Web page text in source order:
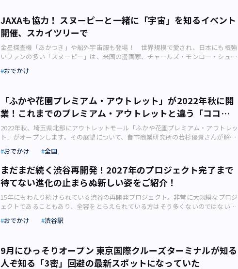
社）複合棟Ⅰ（North・South） 複合棟Ⅰは、高輪ゲートウェイ駅前に建設予定
のツインタワーであり、国際交流拠点の象徴となる建物になるようです。 駅直結
の立地を活かした商業施設、ハイグレードオフィス、ホテル、コンベンション、カ
ンファレンス機能が整備された複合施設として2025年3月開業予定となっていま
す。 North棟には、高層部にルーフトップレストラン、低層部全体に商業施設等
が配置され、世界中からの来街者に対応できる利便性の高い空間の提供を目指すと
のこと。また、South棟のホテルには、「JWマリオット」の入居が決定しており、
式会社） 複合棟Ⅱ 複合棟IIは、泉岳寺駅に隣接する形で建設される大規模複合施
設として2025年度中の開業にて計画されているものです。 地上31階建てのビル
には、オフィスフロアや商業施設、クリニック、フィットネスが完備されたビジネ
スワーカーのくらしを支える施設が建設予定となっています。 また、街のレジリ
エンスを支えるエネルギーセンターや地域冷暖房設備を整備予定。災害時でも電力
や熱を供給できる環境性能の高い施設となる予定です。 文化創造棟 文化創造棟
外装デザインアーキテクトに隈研吾氏を迎えており、緑と木で形作られたスパイラ
ルのファサードが特徴的な外観となる予定です。 地上6階・地下3階の建物に
は、展示施設やホール、飲食施設が整備され、次世代に向けた文化育成・交流・発
信の拠点となるようです。高輪ゲートウェイシティの新たなシンボルとなるのでは
ないでしょうか。 【イメージパース】隈研吾氏による文化創造棟の外装デザイン
（画像：東日本旅客鉄道株式会社）住宅棟 住宅棟は、外国人ビジネスワーカーに
も対応する国際水準の高層高級賃貸住宅として2025年度中の開業を予定していま
施設となるようです。 また、隣接する広場には、植栽や水辺空間等によるビオト
ープとして豊かな自然を感じられる環境整備を進めていく予定となっています。 画
た位置情報ゲームでした。 このゲームには「ポータル」と呼ばれるチェックポ
イントがあり、ユーザーによってさまざまな施設が登録されています。このトイレ
は「トイレアート」として登録されており、筆者が行ってみたところ、公衆トイレ
だったというわけです。 その以降、このトイレをよく使っています。決して混む
ことはありませんが、それでもタクシーの運転手さんが車を止めて使っているのを
ネットでこのトイレを検索すると、いくつか出てきます。情報収集が得意な人であ
が、大変なのは住宅街を歩いているときです。 住宅街でトイレを探す方法として
筆者がかつて行っていたのは、スマートフォンのマップ機能で公園を捜すことでし
た。しかし、この方法には大きな落とし穴がありました。 公園を捜して慌てて
たどり着いても、トイレがない場合が少なからずあったのです。そのときの精神的
なダメージときたら、かなりもの。しかし、落ち込んでいるわけにはいきません。
なんとしてでも探さなくてはならないのです。 小さな公園のイメージ（画像：写真
AC） コンビニエンスストアはないか、喫茶店はないか……冷や汗をかきながら
走り回って探します。「人間としての尊厳」を保つためにも必死……こんなことが
何度かあって、「公園 ＝ トイレがある」は危険だと思うようになりました。 な
お、アプリにもトイレがない公園が多数出てきます。やはりアプリに頼るのは危険
なのかもしれません。 自己管理も必要自己管理も必要 では、散歩中のトイレ探
しはどのようにしたらよいのでしょうか？ 筆者なりの作戦をご紹介しましょう。
まず前述のように、駅周辺や商店街はさほど問題なく探せます。大きな商店街は商
店街事務所のある場所に設置されていることがあります。地下街も同様です。 住
く、図書館があったり、地域の観光マップが置かれていたりして、散歩者にとって
は便利な場所です。 ポケットティッシュ（画像：写真AC） そして忘れてはいけ
ないのが、自分でもポケットティッシュを持ち歩くことです。というのも、せっか
売り場の中で従業員同士も知らなかった名品を探し出した挑戦者もいて、同店は全
100人の中から「買い物の達人」6人を選出し、発表しました。 今回、このタイ
ミングでこうした企画を行った理由は何でしょうか？ 同社担当者に話を聞きまし
た。 非常時の備え、美、宅飲みセット非常時の備え、美、宅飲みセット まずは
「買い物の達人」に選ばれた6人の購入商品を一部紹介します。 「備えておく大切
さ、いつでもどこでも持ち歩け！」をテーマに売り場を巡った客は、 ・非常用寝
袋 6100円（11階、石井スポーツ） ・10年保存トイレットペーパー 385円（10
梅 291円（1階、とらや） ・甘熟干し芋スライス 648円（地下1階、らぽっぽ）
・五郎八 444円（地下1階、菊水） ・十四種雑穀ふりかけ 378円（地下1階、明
治屋） の8商品1万974円（税込み）を購入。「東日本大震災では、阪神大震災で備
えたものが役立ったので、持ち出し袋に入れておくものをチョイスしました」との
ことで、6人中最も多くの品数を選び出しました。 持ち歩きのできる非常用アイテ
がれのデパコス（デパートコスメ）！ 何を買おうかとドキドキ」しながら楽しん
3740円（2階、ジョンマスターオーガニック） ・THE MAKE LIP LIQUID13
3520円（2階、アディクション） ・リップベーステスター 2970円（2階、M・A・
C） をチョイスし計1万978円。 「おうち飲みを楽しく」がテーマのお買い物は、
・ル・クルーゼ アイスクーラー 2530円（10階、東急ハンズ） ・ブランケット
5500円、（9階、ドゥ・セー） ・サブレパルメザン 972円（1階、ピエール・エル
メ・パリ） ・ローストビーフパヴェ仕立て 1969円 ※100g当たり891円（地下1
い実店舗での買い物は、やっぱり楽しい 同社・首都圏PR広報の担当者によると、
大丸東京店がこうした「お買い物企画」を行うのは今回が初めて。 クリスマス
シーズンに合わせたキャンペーンのアイデアを練る中で、「お客様ご自身にテーマ
開催され、すっかり年末年始の定番になっています。人気のあるイルミネーション
には毎年大勢の人が訪れ、SNSの投稿が話題を集めます。 関東エリアには有名な
の「あしかがフラワーパーク」の「光の花の庭」です。 今回は、あしかがフラワ
ーパークの魅力と、周辺エリアにある日本最古の学校「足利学校」や周辺の寺社仏
閣とのコラボイベントも併せてご紹介します。 「光の睡蓮」（画像：株式会社足利
界の夢の旅行先10カ所」にも選出されており、今では外国人観光客も大勢訪れる日
本を代表する人気観光スポットになっている「あしかがフラワーパーク」。 四
季を通して来場者が途切れないあしかがフラワーパークですが、花の少ない時期の
イルミネーション「光の花の庭」は、日本三大イルミネーションと呼ばれるほど人
気。イルミネーションアワードのイルミネーション部門で7年連続1位を獲得してい
ます。花を引き立てる独創的なアイディアや光の色彩の美しさに定評があり、毎年
進化し続けていることも一位を取り続けている理由だとか。 開園当時からある大
リース） 2023年は「光の花の庭～Flower Fantasy2023～」と題し、来年2月14日
（水）まで開催中です。500万球を超すイルミネーションが園内に輝きます。 期
間は3つのテーマに区切られ、それぞれの季節に合ったイルミネーションが楽しめ
るようになっています。 「光と花のコラボレーション・光とアメジストセージの融
合」（画像：株式会社足利フラワーリゾートリリース） 11月中旬までは「光と花
のコラボレーション・光とアメジストセージの融合」、11月下旬から12月下旬のク
リスマスシーズンは「フラワーパークのクリスマス・クリスマスファンタジー」、
した内容になっています。 「フラワーパークのクリスマス・クリスマスファンタジ
ー」（画像：株式会社足利フラワーリゾートリリース）プロジェクションマッピン
JAXAも協力！ スヌーピーと一緒に「宇宙」を知るイベント
開催、スカイツリーで
金星探査機「あかつき」や船外宇宙服も登場！ 世界規模で愛され、日本にも根強
いファンの多い「スヌーピー」は、米国の漫画家、チャールズ・モンロー・シュル
ツの代表作『ピーナッツ』の中に登場するビーグル犬。特技のひとつが「変装」な
のだといいます。 イベントのイメージ（画像：東武タワースカイツリー、ソニー・
迎えました。 それを記念し、『ピーナッツ』の国内エージェント、ソニー・ク
リエイティブプロダクツ（港区赤坂）と、東武タワースカイツリー（墨田区押上）
は、イベント「FIRST BEAGLE IN SKYTREE（R）! -アストロノーツスヌーピーと宇
宙を知ろう-」を開催します。 2019年7月18日（木）から10月14日（月・祝）ま
で。同イベントは、東京スカイツリー（R）地上450メートルの天望回廊を「宇宙ス
テーション」に見立て、スヌーピーと仲間たちと一緒に楽しみながら、宇宙につい
回廊へ向かう2基のシャトル（エレベーター）は、イベント独自の装飾が施され、
約110メートル続く、天望回廊の壁面では「宇宙にまつわる不思議」などを紹介。
スヌーピーと仲間たちと共に「まるで浮いているかのような不思議な写真」が撮れ
るフォトスポットも登場します。 さらに、宇宙航空研究開発機構（JAXA）の協
力のもと、金星探査機「あかつき」（7月18日～8月19日）や、小惑星探査機「は
やぶさ2」（8月20日～10月14日）、船外宇宙服（7月18日～8月19日）、ソコルス
ーツ（8月20日～10月14日）、宇宙ステーションの解説などが展示されます。 そ
も登場します。 「宇宙」と「スヌーピー」の関係とは「宇宙」と「スヌーピー」の
関係とは ところで「宇宙」と「スヌーピー」は、過去から今に至るまで、どのよ
おでかけ
「ふかや花園プレミアム・アウトレット」が2022年秋に開
業！これまでのプレミアム・アウトレットと違う「ココだ
けの特徴」とは？
2022年秋、埼玉県北部にアウトレットモール「ふかや花園プレミアム・アウトレッ
ト」がオープンします。その展望について、都市商業研究所の若杉優貴さんが解説
します。埼玉県北部初のアウトレットモール、いよいよ開業へ 埼玉県北部で初と
なるアウトレットモール「ふかや花園プレミアム・アウトレット」が、2022年秋に
グランドオープンを迎えます。 「プレミアム・アウトレット」は三菱地所系の三
菱地所・サイモン（本社：東京都千代田区）が運営するアウトレットモールで、首
都圏近郊には4ヶ所展開されていますが、今回開業する「ふかや花園プレミアム・
アウトレット」は同社のこれまでのアウトレットモールとは少し違った特徴を持っ
ています。一体どういった内容となるのでしょうか。 広大な土地に建設が進む「ふ
かや花園プレミアム・アウトレット」。 （深谷市ウェブサイトより、2022年1月撮
影）敷地面積は東京ドーム4個分、将来的には「日本最大級」に増床予定！ 「ふ
像である渋沢栄一生誕の地としても注目を集めています。 5月時点ではプレミア
ム・アウトレットの具体的なテナント構成などは発表されていませんが、市内に渋
沢ゆかりの日本煉瓦製造（のちの秩父セメント、太平洋セメントの前身）があった
おでかけ 全国
まだまだ続く渋谷再開発！2027年のプロジェクト完了まで
待てない進化の止まらぬ新しい姿をご紹介！
15年にもわたり続けられている渋谷の再開発プロジェクト。非常に大規模なプロジ
ェクトであることもあり、全容をとらえられている方はそう多くないのではないで
しょうか。今回は渋谷再開発について、不動産ライターの逆瀬川勇造さんがご紹介
します。渋谷ヒカリエ（画像：photoAC） 100年に一度の再開発といわれ、2027
も多いのではないでしょうか。 そこで、本記事では、渋谷再開発の全容から
2022年時点ですでにオープンしている施設、これからオープンが予定されている施
おでかけ 渋谷駅
9月にひっそりオープン 東京国際クルーズターミナルが知る
人ぞ知る「3密」回避の最新スポットになっていた